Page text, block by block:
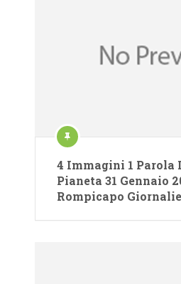
4 Immagini 1 Parola
Pianeta 31 Gennaio
Rompicapo